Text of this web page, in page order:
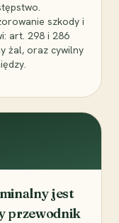
szkody i
art. 298 i 286
żal, oraz cywilny
jest
przewodnik